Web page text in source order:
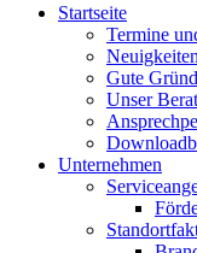
Startseite
Termine
Gute
Unser
Unternehmen